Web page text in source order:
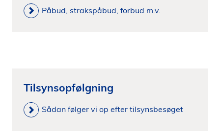
Påbud, strakspåbud, forbud m.v.
Tilsynsopfølgning
Sådan følger vi op efter tilsynsbesøget